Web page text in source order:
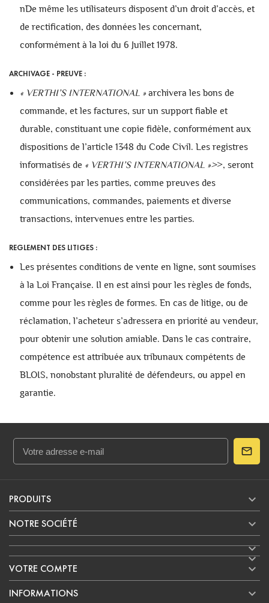
nDe même les utilisateurs disposent d’un droit d’accès, et
de rectification, des données les concernant,
conformément à la loi du 6 Juillet 1978.
ARCHIVAGE - PREUVE :
« VERTHI’S INTERNATIONAL »archivera les bons de
commande, et les factures, sur un support fiable et
durable, constituant une copie fidèle, conformément aux
dispositions de l’article 1348 du Code Civil. Les registres
informatisés de « VERTHI’S INTERNATIONAL »>>, seront
considérées par les parties, comme preuves des
communications, commandes, paiements et diverse
transactions, intervenues entre les parties.
REGLEMENT DES LITIGES :
Les présentes conditions de vente en ligne, sont soumises
à la Loi Française. Il en est ainsi pour les règles de fonds,
comme pour les règles de formes. En cas de litige, ou de
réclamation, l’acheteur s’adressera en priorité au vendeur,
pour obtenir une solution amiable. Dans le cas contraire,
compétence est attribuée aux tribunaux compétents de
BLOIS, nonobstant pluralité de défendeurs, ou appel en
garantie.
PRODUITS 
NOTRE SOCIÉTÉ



VOTRE COMPTE 
INFORMATIONS 